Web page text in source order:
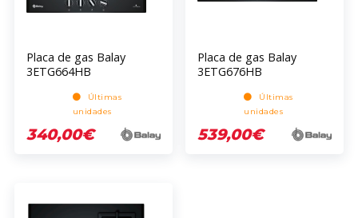
Placa de gas Balay
3ETG664HB
Últimas
unidades
340,00€
Placa de gas Balay
3ETG676HB
Últimas
unidades
539,00€